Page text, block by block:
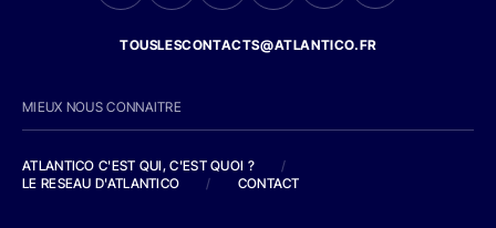
TOUSLESCONTACTS@ATLANTICO.FR
MIEUX NOUS CONNAITRE
ATLANTICO C'EST QUI, C'EST QUOI ?
/
LE RESEAU D'ATLANTICO
/ CONTACT